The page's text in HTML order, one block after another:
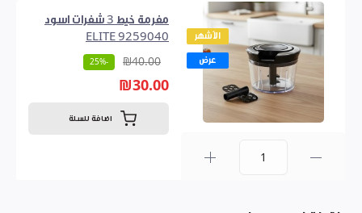
الأشهر
عرض
مفرمة خيط 3 شفرات اسود
ELITE 9259040
₪40.00
-25%
₪30.00
اضافة للسلة